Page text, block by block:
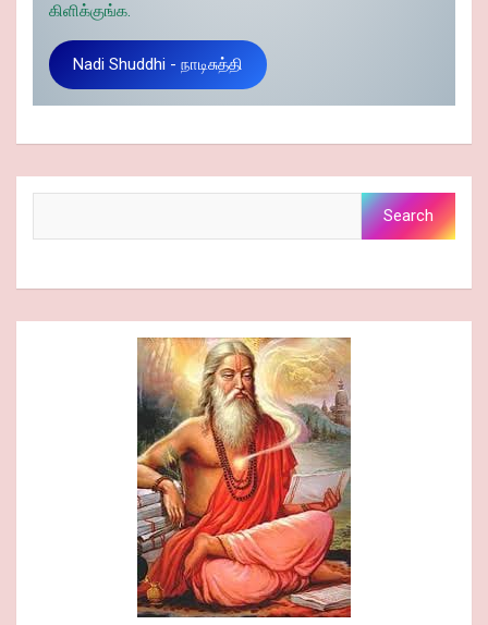
கிளிக்குங்க.
Nadi Shuddhi - நாடிசுத்தி
Search